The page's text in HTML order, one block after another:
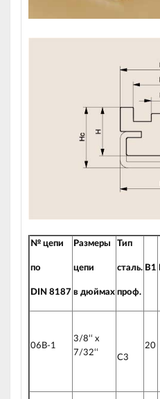
№ цепи
по
DIN 8187
Размеры
цепи
в дюймах
Тип
сталь.
проф.
B1
06B-1
3/8‘‘ x
7/32‘‘
C3
20